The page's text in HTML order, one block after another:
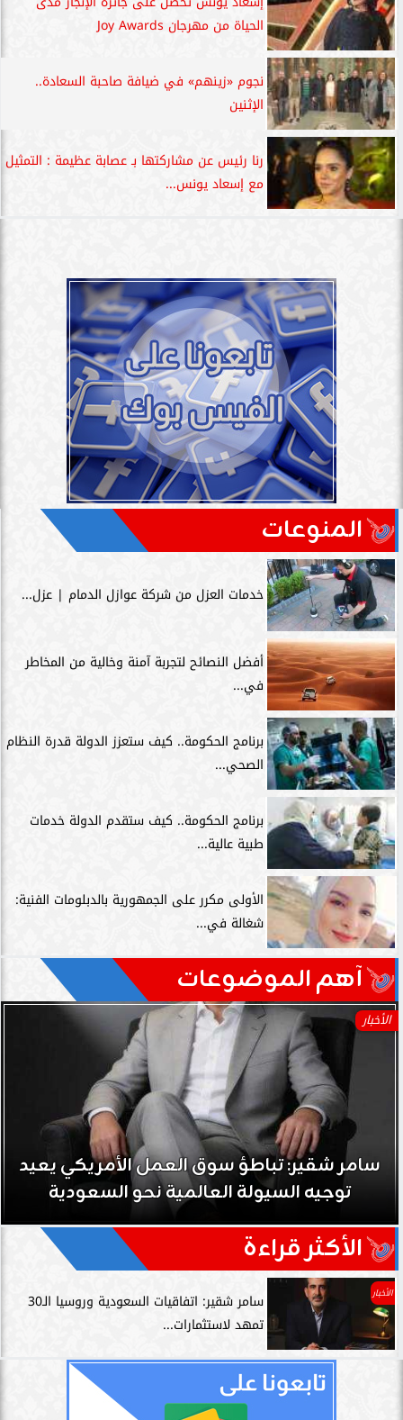
الحياة من مهرجان Joy Awards
نجوم «زينهم» في ضيافة صاحبة السعادة..
الإثنين
رنا رئيس عن مشاركتها بـ عصابة عظيمة : التمثيل
مع إسعاد يونس...
المنوعات
خدمات العزل من شركة عوازل الدمام | عزل...
أفضل النصائح لتجربة آمنة وخالية من المخاطر
في...
برنامج الحكومة.. كيف ستعزز الدولة قدرة النظام
الصحي...
برنامج الحكومة.. كيف ستقدم الدولة خدمات
طبية عالية...
الأولى مكرر على الجمهورية بالدبلومات الفنية:
شغالة في...
آهم الموضوعات
الأخبار
سامر شقير: تباطؤ سوق العمل الأمريكي يعيد
توجيه السيولة العالمية نحو السعودية
الأكثر قراءة
الأخبار
سامر شقير: اتفاقيات السعودية وروسيا الـ30
تمهد لاستثمارات...